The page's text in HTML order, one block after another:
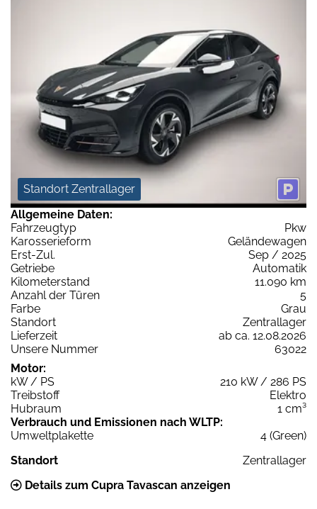
Standort Zentrallager
Allgemeine Daten:
Fahrzeugtyp
Pkw
Karosserieform
Geländewagen
Erst-Zul.
Sep / 2025
Getriebe
Automatik
Kilometerstand
11.090 km
Anzahl der Türen
5
Farbe
Grau
Standort
Zentrallager
Lieferzeit
ab ca. 12.08.2026
Unsere Nummer
63022
Motor:
kW / PS
210 kW / 286 PS
Treibstoff
Elektro
Hubraum
1 cm³
Verbrauch und Emissionen nach WLTP:
Umweltplakette
4 (Green)
Standort
Zentrallager
Details zum Cupra Tavascan anzeigen